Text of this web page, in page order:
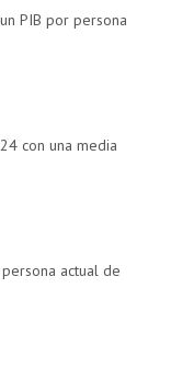
PIB por persona
con una media
actual de